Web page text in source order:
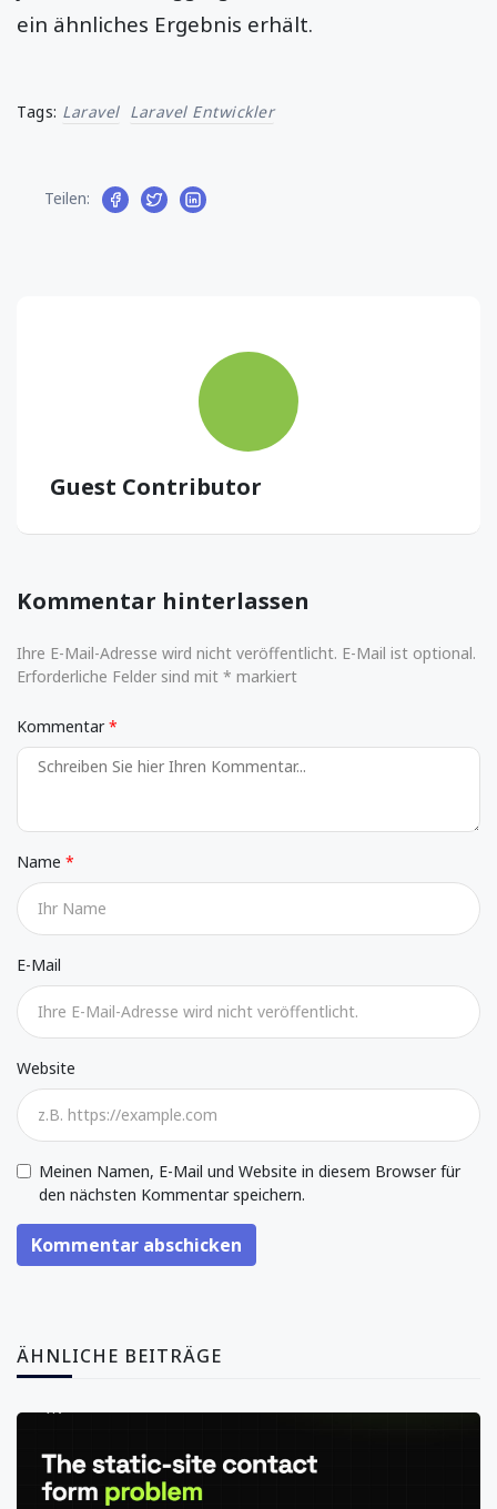
ein ähnliches Ergebnis erhält.
Tags: Laravel Laravel Entwickler
Teilen:
Guest Contributor
Kommentar hinterlassen
Ihre E-Mail-Adresse wird nicht veröffentlicht. E-Mail ist optional.
Erforderliche Felder sind mit * markiert
Kommentar
Name
E-Mail
Website
Meinen Namen, E-Mail und Website in diesem Browser für
den nächsten Kommentar speichern.
Kommentar abschicken
ÄHNLICHE BEITRÄGE